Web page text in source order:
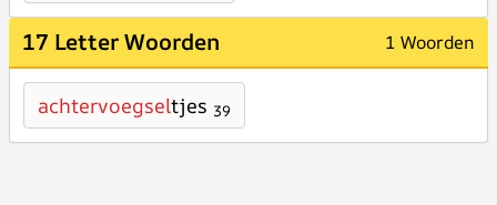
17 Letter Woorden 1 Woorden
achtervoegseltjes 39